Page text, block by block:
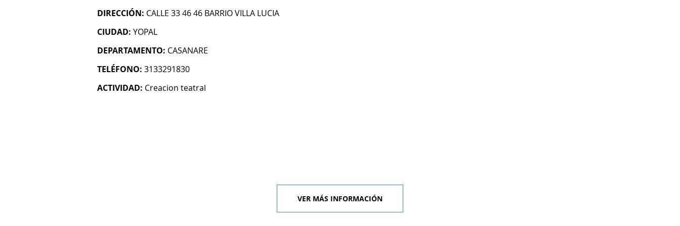
DIRECCIÓN: CALLE 33 46 46 BARRIO VILLA LUCIA
CIUDAD: YOPAL
DEPARTAMENTO: CASANARE
TELÉFONO: 3133291830
ACTIVIDAD: Creacion teatral
VER MÁS INFORMACIÓN